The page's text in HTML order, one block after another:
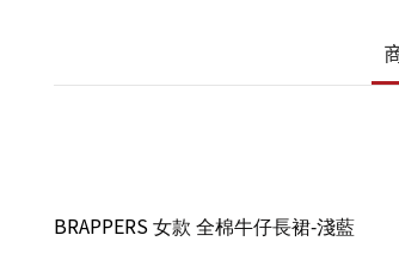
BRAPPERS 女款 全棉牛仔長裙-淺藍